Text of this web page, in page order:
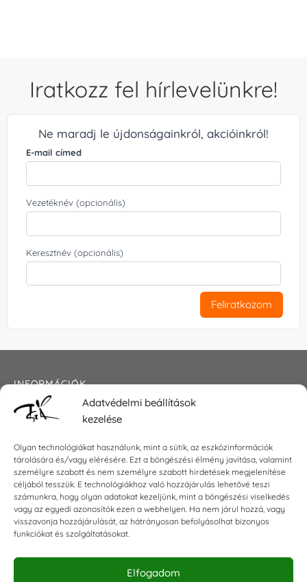
Adatvédelmi beállítások
kezelése
Olyan technológiákat használunk, mint a sütik, az eszközinformációk
tárolására és/vagy elérésére. Ezt a böngészési élmény javítása, valamint
személyre szabott és nem személyre szabott hirdetések megjelenítése
céljából tesszük. E technológiákhoz való hozzájárulás lehetővé teszi
számunkra, hogy olyan adatokat kezeljünk, mint a böngészési viselkedés
vagy az egyedi azonosítók ezen a webhelyen. Ha nem járul hozzá, vagy
visszavonja hozzájárulását, az hátrányosan befolyásolhat bizonyos
funkciókat és szolgáltatásokat.
Elfogadom
Iratkozz fel hírlevelünkre!
Ne maradj le újdonságainkról, akcióinkról!
E-mail címed
Vezetéknév (opcionális)
Keresztnév (opcionális)
Feliratkozom
INFORMÁCIÓK
Általános szerződési feltételek
Impresszum
KAPCSOLAT
E-mail:shop@torokszilvi.com
Telefon: +36 30 6767872